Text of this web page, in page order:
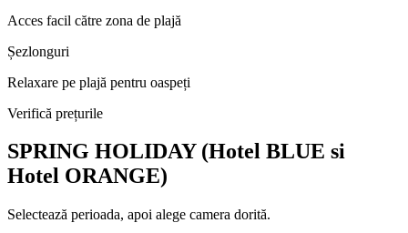
Acces facil către zona de plajă
Șezlonguri
Relaxare pe plajă pentru oaspeți
Verifică prețurile
SPRING HOLIDAY (Hotel BLUE si
Hotel ORANGE)
Selectează perioada, apoi alege camera dorită.